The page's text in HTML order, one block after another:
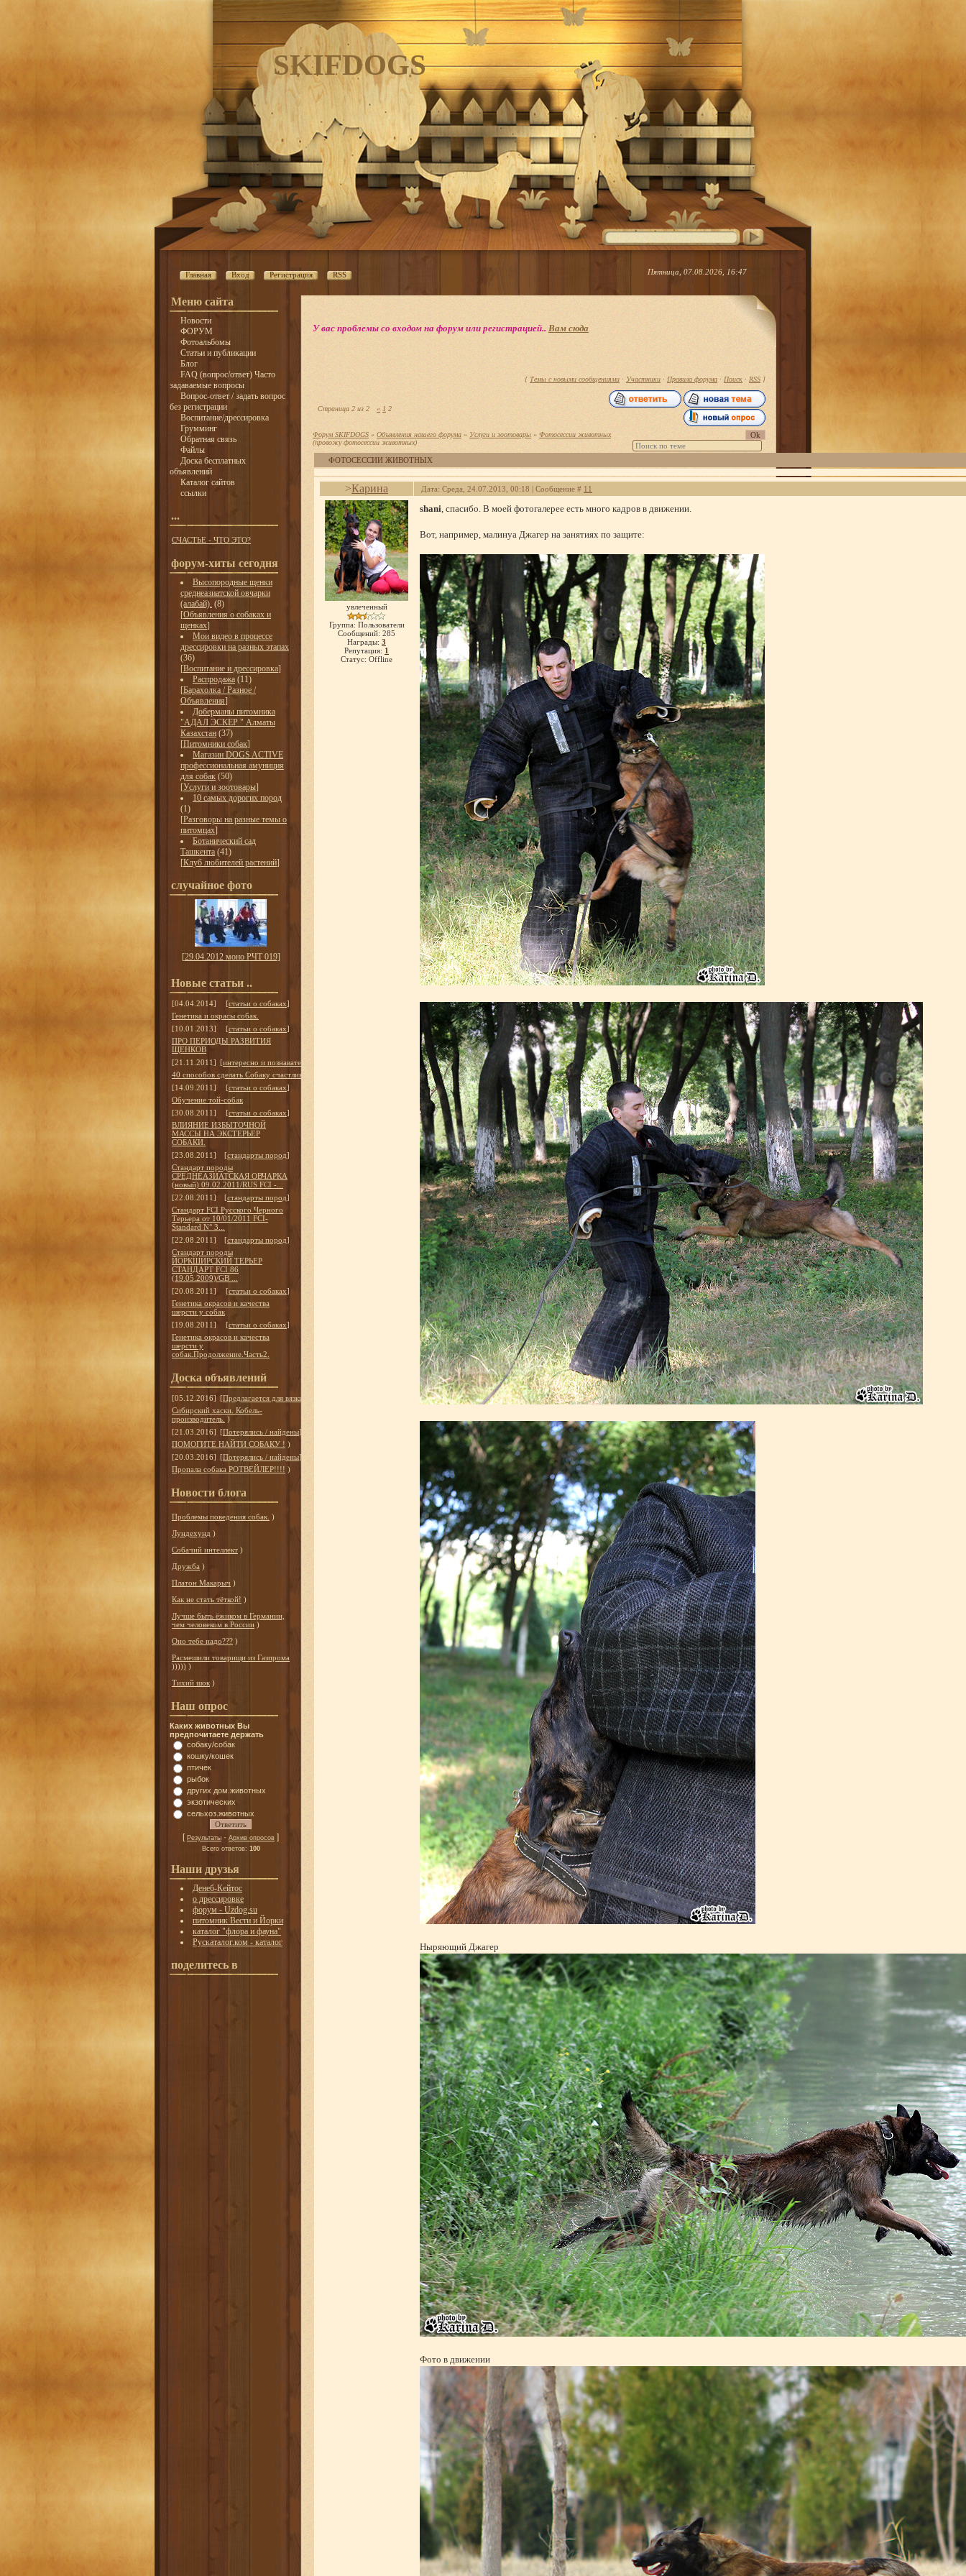
SKIFDOGS
Главная Вход Регистрация RSS Пятница, 07.08.2026, 16:47
Меню сайта
Новости
ФОРУМ
Фотоальбомы
Статьи и публикации
Блог
FAQ (вопрос/ответ) Часто
задаваемые вопросы
Вопрос-ответ / задать вопрос
без регистрации
Воспитание/дрессировка
Грумминг
Обратная связь
Файлы
Доска бесплатных
объявлений
Каталог сайтов
ссылки
...
СЧАСТЬЕ - ЧТО ЭТО?
форум-хиты сегодня
Высопородные щенки
среднеазиатской овчарки
(алабай). (8)
[Объявления о собаках и
щенках]
Мои видео в процессе
дрессировки на разных этапах
(36)
[Воспитание и дрессировка]
Распродажа (11)
[Барахолка / Разное /
Объявления]
Доберманы питомника
"АДАЛ ЭСКЕР " Алматы
Казахстан (37)
[Питомники собак]
Магазин DOGS ACTIVE
профессиональная амуниция
для собак (50)
[Услуги и зоотовары]
10 самых дорогих пород
(1)
[Разговоры на разные темы о
питомцах]
Ботанический сад
Ташкента (41)
[Клуб любителей растений]
случайное фото
[29.04.2012 моно РЧТ 019]
Новые статьи ..
[04.04.2014] [статьи о собаках]
Генетика и окрасы собак.
[10.01.2013]
[статьи о собаках]
ПРО ПЕРИОДЫ РАЗВИТИЯ
ЩЕНКОВ
[21.11.2011] [интересно и познавательно
40 способов сделать Собаку счастливой
[14.09.2011]
[статьи о собаках]
Обучение той-собак
[30.08.2011]
[статьи о собаках]
ВЛИЯНИЕ ИЗБЫТОЧНОЙ
МАССЫ НА ЭКСТЕРЬЕР
СОБАКИ.
[23.08.2011]
[стандарты пород]
Стандарт породы
СРЕДНЕАЗИАТСКАЯ ОВЧАРКА
(новый) 09.02.2011/RUS FCI -...
[22.08.2011]
[стандарты пород]
Стандарт FCI Русского Черного
Терьера от 10/01/2011 FCI-
Standard N° 3...
[22.08.2011]
[стандарты пород]
Стандарт породы
ЙОРКШИРСКИЙ ТЕРЬЕР
СТАНДАРТ FCI 86
(19.05.2009)/GB ...
[20.08.2011]
[статьи о собаках]
Генетика окрасов и качества
шерсти у собак
[19.08.2011]
[статьи о собаках]
Генетика окрасов и качества
шерсти у
собак.Продолжение.Часть2.
Доска объявлений
[05.12.2016] [Предлагается для вязки
Сибирский хаски. Кобель-
производитель. )
[21.03.2016] [Потерялись / найдены]
ПОМОГИТЕ НАЙТИ СОБАКУ ! )
[20.03.2016] [Потерялись / найдены]
Пропала собака РОТВЕЙЛЕР!!!! )
Новости блога
Проблемы поведения собак. )
Лундехунд )
Собачий интеллект )
Дружба )
Платон Макарыч )
Как не стать тёткой! )
Лучше быть ёжиком в Германии,
чем человеком в России )
Оно тебе надо??? )
Расмешили товарищи из Газпрома
))))) )
Тихий шок )
Наш опрос
Каких животных Вы
предпочитаете держать
собаку/собак
кошку/кошек
птичек
рыбок
других дом.животных
экзотических
сельхоз.животных
[ Результаты · Архив опросов ]
Всего ответов: 100
Наши друзья
Денеб-Кейтос
о дрессировке
форум - Uzdog.su
питомник Вести и Йорки
каталог "флора и фауна"
Рускаталог.ком - каталог
поделитесь в
У вас проблемы со входом на форум или регистрацией.. Вам сюда
[ Темы с новыми сообщениями · Участники · Правила форума · Поиск · RSS ]
Страница 2 из 2 « 1 2
Форум SKIFDOGS » Объявления нашего форума » Услуги и зоотовары » Фотосессии животных
(провожу фотосессии животных)
ФОТОСЕССИИ ЖИВОТНЫХ
>Карина Дата: Среда, 24.07.2013, 00:18 | Сообщение # 11
увлеченный
Группа: Пользователи
Сообщений: 285
Награды: 3
Репутация: 1
Статус: Offline
shani, спасибо. В моей фотогалерее есть много кадров в движении.
Вот, например, малинуа Джагер на занятиях по защите:
Ныряющий Джагер
Фото в движении